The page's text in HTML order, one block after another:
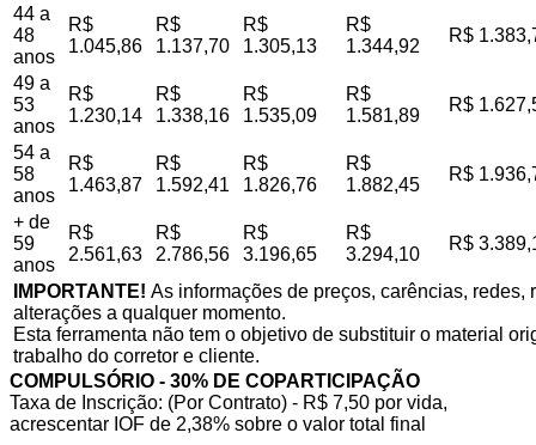
44 a
48
anos
R$
1.045,86
R$
1.137,70
R$
1.305,13
R$
1.344,92
R$
49 a
53
anos
R$
1.230,14
R$
1.338,16
R$
1.535,09
R$
1.581,89
R$
54 a
58
anos
R$
1.463,87
R$
1.592,41
R$
1.826,76
R$
1.882,45
R$
+ de
59
anos
R$
2.561,63
R$
2.786,56
R$
3.196,65
R$
3.294,10
R$
IMPORTANTE! As informações de preços, carências,
alterações a qualquer momento.
Esta ferramenta não tem o objetivo de substituir o material
trabalho do corretor e cliente.
COMPULSÓRIO - 30% DE COPARTICIPAÇÃO
Taxa de Inscrição: (Por Contrato) - R$ 7,50 por vida,
acrescentar IOF de 2,38% sobre o valor total final